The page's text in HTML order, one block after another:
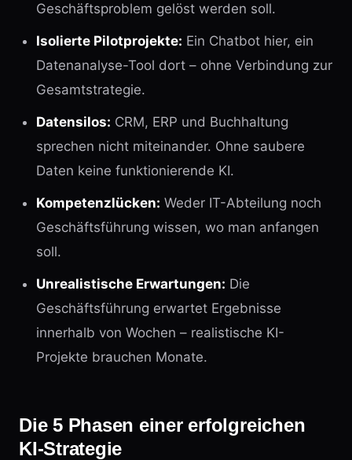
Geschäftsproblem gelöst werden soll.
Isolierte Pilotprojekte: Ein Chatbot hier, ein
Datenanalyse-Tool dort – ohne Verbindung zur
Gesamtstrategie.
Datensilos: CRM, ERP und Buchhaltung
sprechen nicht miteinander. Ohne saubere
Daten keine funktionierende KI.
Kompetenzlücken: Weder IT-Abteilung noch
Geschäftsführung wissen, wo man anfangen
soll.
Unrealistische Erwartungen: Die
Geschäftsführung erwartet Ergebnisse
innerhalb von Wochen – realistische KI-
Projekte brauchen Monate.
Die 5 Phasen einer erfolgreichen
KI-Strategie